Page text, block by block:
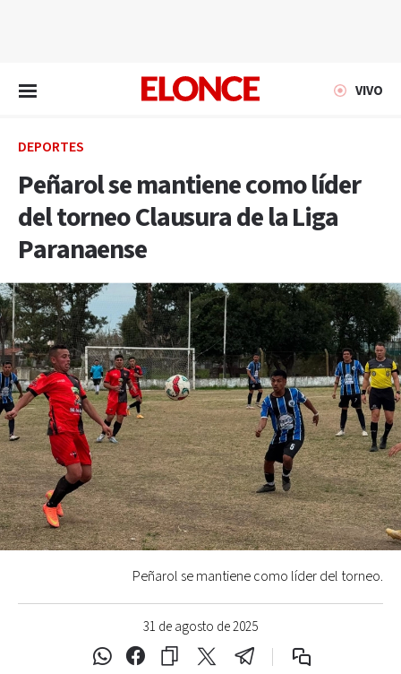
VIVO
DEPORTES
Peñarol se mantiene como líder
del torneo Clausura de la Liga
Paranaense
31 de agosto de 2025
Peñarol se mantiene como líder del torneo.